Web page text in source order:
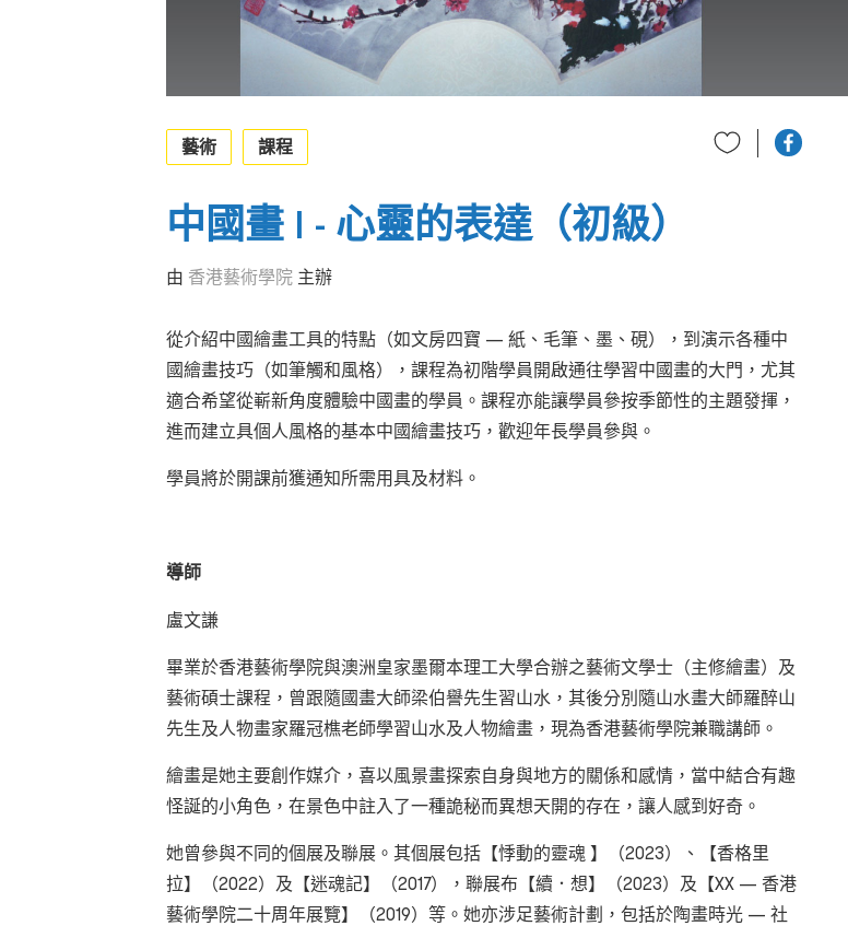
藝術 課程
中國畫 I - 心靈的表達（初級）
由 香港藝術學院 主辦
從介紹中國繪畫工具的特點（如文房四寶 — 紙、毛筆、墨、硯），到演示各種中
國繪畫技巧（如筆觸和風格），課程為初階學員開啟通往學習中國畫的大門，尤其
適合希望從嶄新角度體驗中國畫的學員。課程亦能讓學員參按季節性的主題發揮，
進而建立具個人風格的基本中國繪畫技巧，歡迎年長學員參與。
學員將於開課前獲通知所需用具及材料。
導師
盧文謙
畢業於香港藝術學院與澳洲皇家墨爾本理工大學合辦之藝術文學士（主修繪畫）及
藝術碩士課程，曾跟隨國畫大師梁伯譽先生習山水，其後分別隨山水畫大師羅醉山
先生及人物畫家羅冠樵老師學習山水及人物繪畫，現為香港藝術學院兼職講師。
繪畫是她主要創作媒介，喜以風景畫探索自身與地方的關係和感情，當中結合有趣
怪誕的小角色，在景色中註入了一種詭秘而異想天開的存在，讓人感到好奇。
她曾參與不同的個展及聯展。其個展包括【悸動的靈魂 】（2023）、【香格里
拉】（2022）及【迷魂記】（2017），聯展布【續．想】（2023）及【XX — 香港
藝術學院二十周年展覽】（2019）等。她亦涉足藝術計劃，包括於陶畫時光 — 社